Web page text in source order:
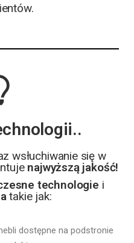
wsłuchiwanie się w
najwyższą jakość!
technologie i
takie jak:
dostępne na podstronie